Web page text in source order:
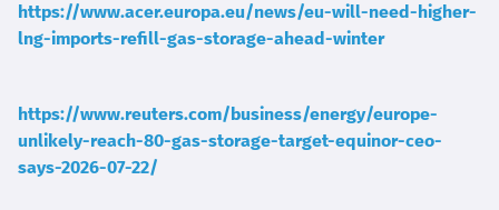
https://www.acer.europa.eu/news/eu-will-need-higher-
lng-imports-refill-gas-storage-ahead-winter
https://www.reuters.com/business/energy/europe-
unlikely-reach-80-gas-storage-target-equinor-ceo-
says-2026-07-22/